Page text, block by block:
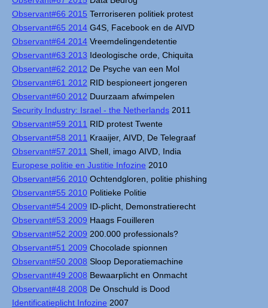
Observant#66 2015 Terroriseren politiek protest
Observant#65 2014 G4S, Facebook en de AIVD
Observant#64 2014 Vreemdelingendetentie
Observant#63 2013 Ideologische orde, Chiquita
Observant#62 2012 De Psyche van een Mol
Observant#61 2012 RID bespioneert jongeren
Observant#60 2012 Duurzaam afwimpelen
Security Industry: Israel - the Netherlands 2011
Observant#59 2011 RID protest Twente
Observant#58 2011 Kraaijer, AIVD, De Telegraaf
Observant#57 2011 Shell, imago AIVD, India
Europese politie en Justitie Infozine 2010
Observant#56 2010 Ochtendgloren, politie phishing
Observant#55 2010 Politieke Politie
Observant#54 2009 ID-plicht, Demonstratierecht
Observant#53 2009 Haags Fouilleren
Observant#52 2009 200.000 professionals?
Observant#51 2009 Chocolade spionnen
Observant#50 2008 Sloop Deporatiemachine
Observant#49 2008 Bewaarplicht en Onmacht
Observant#48 2008 De Onschuld is Dood
Identificatieplicht Infozine 2007